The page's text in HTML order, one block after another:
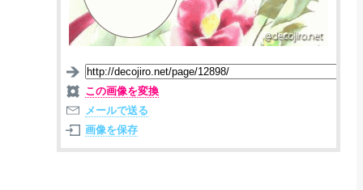
この画像を変換
メールで送る
画像を保存